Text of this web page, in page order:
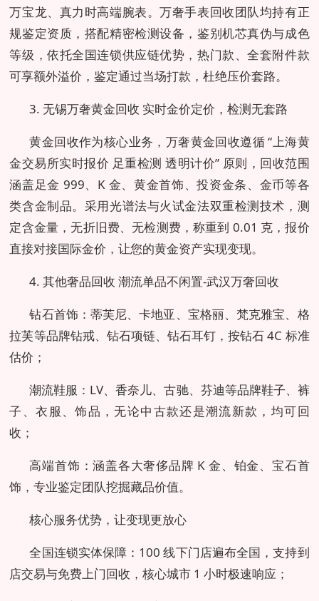
万宝龙、真力时高端腕表。万奢手表回收团队均持有正
规鉴定资质，搭配精密检测设备，鉴别机芯真伪与成色
等级，依托全国连锁供应链优势，热门款、全套附件款
可享额外溢价，鉴定通过当场打款，杜绝压价套路。
3. 无锡万奢黄金回收 实时金价定价，检测无套路
黄金回收作为核心业务，万奢黄金回收遵循 “上海黄
金交易所实时报价 足重检测 透明计价” 原则，回收范围
涵盖足金 999、K 金、黄金首饰、投资金条、金币等各
类含金制品。采用光谱法与火试金法双重检测技术，测
定含金量，无折旧费、无检测费，称重到 0.01 克，报价
直接对接国际金价，让您的黄金资产实现变现。
4. 其他奢品回收 潮流单品不闲置-武汉万奢回收
钻石首饰：蒂芙尼、卡地亚、宝格丽、梵克雅宝、格
拉芙等品牌钻戒、钻石项链、钻石耳钉，按钻石 4C 标准
估价；
潮流鞋服：LV、香奈儿、古驰、芬迪等品牌鞋子、裤
子、衣服、饰品，无论中古款还是潮流新款，均可回
收；
高端首饰：涵盖各大奢侈品牌 K 金、铂金、宝石首
饰，专业鉴定团队挖掘藏品价值。
核心服务优势，让变现更放心
全国连锁实体保障：100 线下门店遍布全国，支持到
店交易与免费上门回收，核心城市 1 小时极速响应；